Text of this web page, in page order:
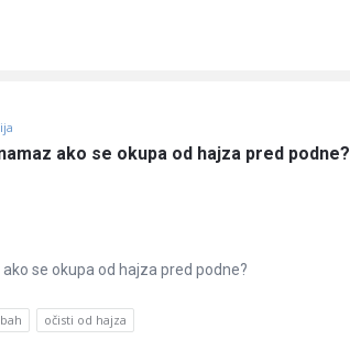
ako se okupa od hajza pred podne?
se okupa od hajza pred podne?
očisti od hajza